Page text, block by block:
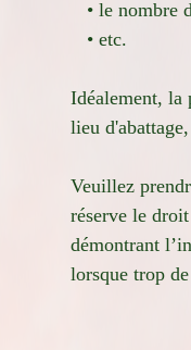
• le nombre
• etc.
Idéalement, la
lieu
Veuillez
réserve le
démontrant
lorsque trop